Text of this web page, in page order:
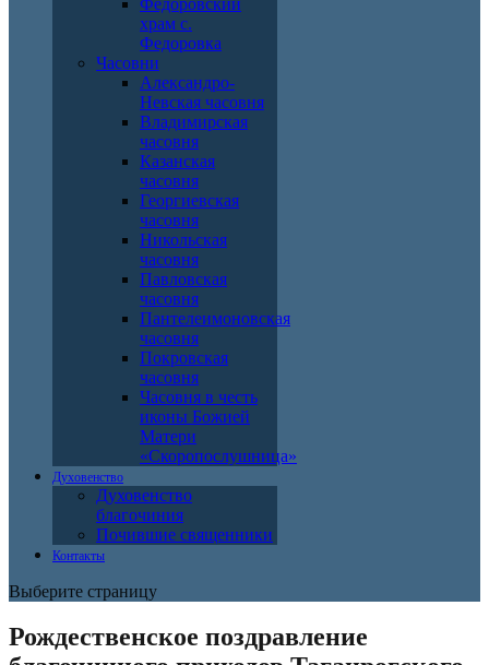
храм с.
Федоровка
Часовни
Александро-
Невская часовня
Владимирская
часовня
Казанская
часовня
Георгиевская
часовня
Никольская
часовня
Павловская
часовня
Пантелеимоновская
часовня
Покровская
часовня
Часовня в честь
иконы Божией
Матери
«Скоропослушница»
Духовенство
Духовенство
благочиния
Почившие священники
Контакты
Выберите страницу
Рождественское поздравление